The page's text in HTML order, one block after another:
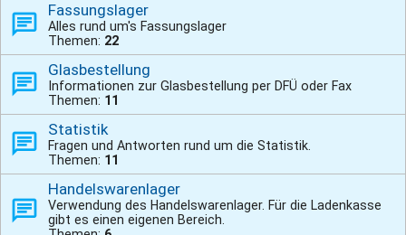
Fassungslager
Alles rund um's Fassungslager
Themen: 22
Glasbestellung
Informationen zur Glasbestellung per DFÜ oder Fax
Themen: 11
Statistik
Fragen und Antworten rund um die Statistik.
Themen: 11
Handelswarenlager
Verwendung des Handelswarenlager. Für die Ladenkasse
gibt es einen eigenen Bereich.